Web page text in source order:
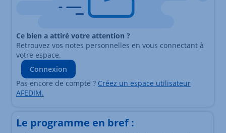
Ce bien a attiré votre attention ?
Retrouvez vos notes personnelles en vous connectant à
votre espace.
Connexion
Pas encore de compte ? Créez un espace utilisateur
AFEDIM.
Le programme en bref :